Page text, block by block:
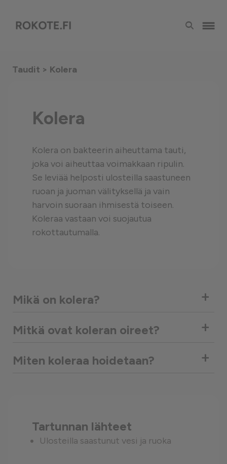
Taudit > Kolera
Kolera
Kolera on bakteerin aiheuttama tauti,
joka voi aiheuttaa voimakkaan ripulin.
Se leviää helposti ulosteilla saastuneen
ruoan ja juoman välityksellä ja vain
harvoin suoraan ihmisestä toiseen.
Koleraa vastaan voi suojautua
rokottautumalla.
Mikä on kolera? +
Mitkä ovat koleran oireet? +
Miten koleraa hoidetaan? +
Tartunnan lähteet
Ulosteilla saastunut vesi ja ruoka